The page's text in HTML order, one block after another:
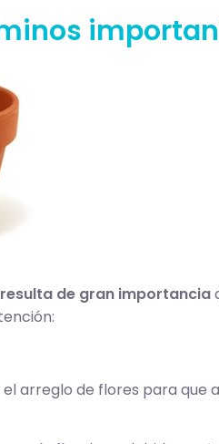
de gran importancia
arreglo de flores para que